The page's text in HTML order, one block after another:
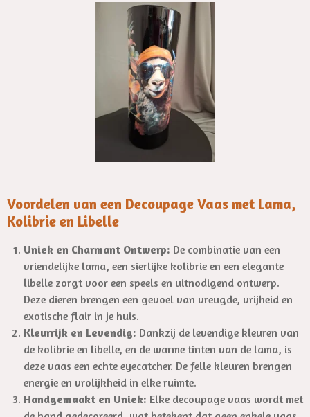
u
t
e
n
Voordelen van een Decoupage Vaas met Lama,
Kolibrie en Libelle
Uniek en Charmant Ontwerp: De combinatie van een
vriendelijke lama, een sierlijke kolibrie en een elegante
libelle zorgt voor een speels en uitnodigend ontwerp.
Deze dieren brengen een gevoel van vreugde, vrijheid en
exotische flair in je huis.
Kleurrijk en Levendig: Dankzij de levendige kleuren van
de kolibrie en libelle, en de warme tinten van de lama, is
deze vaas een echte eyecatcher. De felle kleuren brengen
energie en vrolijkheid in elke ruimte.
Handgemaakt en Uniek: Elke decoupage vaas wordt met